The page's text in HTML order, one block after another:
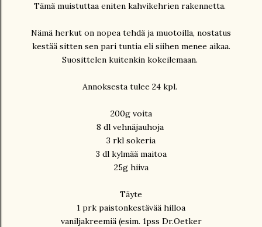
Tämä muistuttaa eniten kahvikehrien rakennetta.
Nämä herkut on nopea tehdä ja muotoilla, nostatus
kestää sitten sen pari tuntia eli siihen menee aikaa.
Suosittelen kuitenkin kokeilemaan.
Annoksesta tulee 24 kpl.
200g voita
8 dl vehnäjauhoja
3 rkl sokeria
3 dl kylmää maitoa
25g hiiva
Täyte
1 prk paistonkestävää hilloa
vaniljakreemiä (esim. 1pss Dr.Oetker